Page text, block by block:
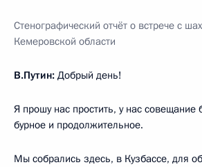
Стенографический отчёт о встрече с
Кемеровской области
В.Путин: Добрый день!
Я прошу нас простить, у нас совещание
бурное и продолжительное.
Мы собрались здесь, в Кузбассе, для